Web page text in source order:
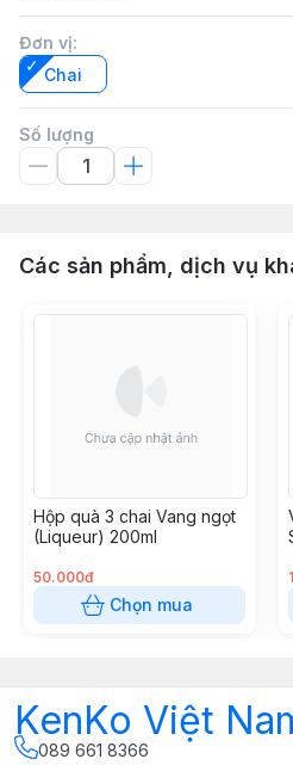
Đơn vị:
Chai
Số lượng
Các sản phẩm, dịch vụ
Hộp quà 3 chai Vang ngọt
(Liqueur) 200ml
50.000đ
Chọn mua
KenKo Việt
089 661 8366